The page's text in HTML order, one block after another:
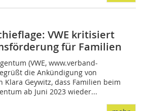
VWE kritisiert
für Familien
(VWE, www.verband-
die Ankündigung von
Geywitz, dass Familien beim
ab Juni 2023 wieder...